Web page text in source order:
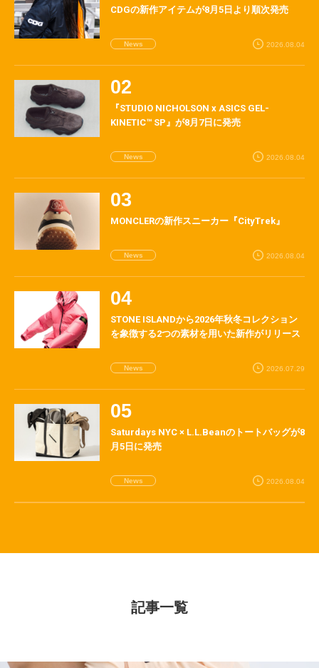
CDGの新作アイテムが8月5日より順次発売
News 2026.08.04
『STUDIO NICHOLSON x ASICS GEL-
KINETIC™ SP』が8月7日に発売
News 2026.08.04
MONCLERの新作スニーカー『CityTrek』
News 2026.08.04
STONE ISLANDから2026年秋冬コレクション
を象徴する2つの素材を用いた新作がリリース
News 2026.07.29
Saturdays NYC × L.L.Beanのトートバッグが8
月5日に発売
News 2026.08.04
記事一覧